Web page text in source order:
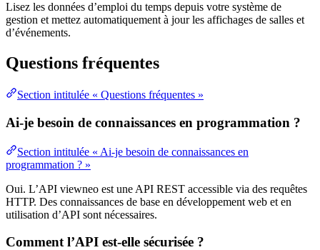
Lisez les données d’emploi du temps depuis votre système de
gestion et mettez automatiquement à jour les affichages de salles et
d’événements.
Questions fréquentes
Section intitulée « Questions fréquentes »
Ai-je besoin de connaissances en programmation ?
Section intitulée « Ai-je besoin de connaissances en
programmation ? »
Oui. L’API viewneo est une API REST accessible via des requêtes
HTTP. Des connaissances de base en développement web et en
utilisation d’API sont nécessaires.
Comment l’API est-elle sécurisée ?